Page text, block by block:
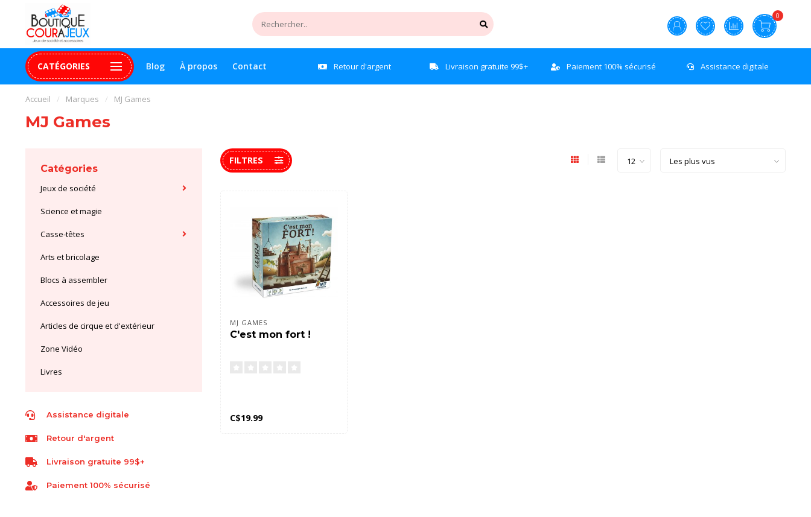
0
CATÉGORIES Blog À propos Contact
99$+ Paiement 100% sécurisé Assistance digitale Retour d'argent Livraison gratuite 99$+ Paiement 100% sécurisé Assistance digitale
Accueil / Marques / MJ Games
MJ Games
Catégories
Jeux de société
Science et magie
Casse-têtes
Arts et bricolage
Blocs à assembler
Accessoires de jeu
Articles de cirque et d'extérieur
Zone Vidéo
Livres
Assistance digitale
Retour d'argent
Livraison gratuite 99$+
Paiement 100% sécurisé
FILTRES
MJ GAMES
C'est mon fort !
C$19.99